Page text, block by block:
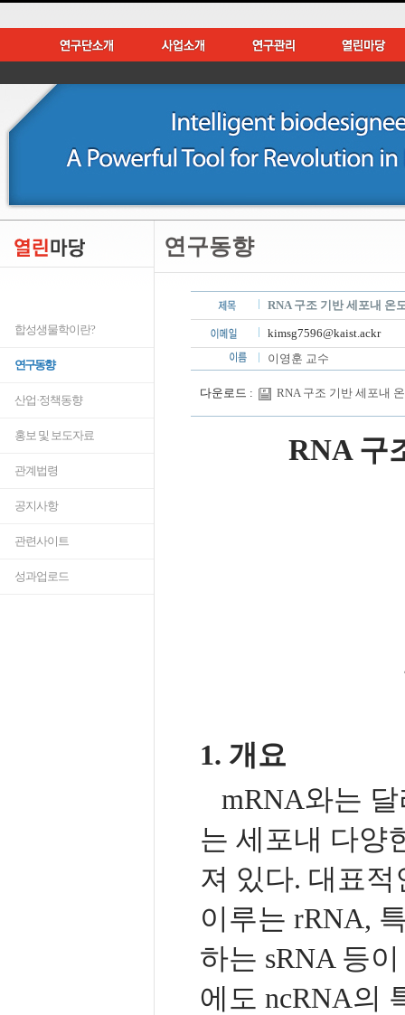
합성생물학이란?
연구동향
산업·정책동향
홍보 및 보도자료
관계법령
공지사항
관련사이트
성과업로드
연구동향
RNA 구조 기반 세포내 온
kimsg7596@kaist.ackr
이영훈 교수
다운로드 : RNA 구조 기반 세포내
RNA 구
1. 개요
mRNA와는 달
는 세포내 다양
져 있다. 대표
이루는 rRNA,
하는 sRNA 등
에도 ncRNA의